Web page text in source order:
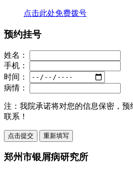
点击此处免费拨号
预约挂号
姓名：
手机：
时间：
病情：
注： 我院承诺将对您的信息保密，
联系！
郑州市银屑病研究所